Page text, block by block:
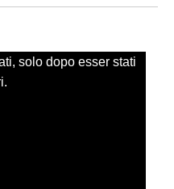
solo dopo esser stati